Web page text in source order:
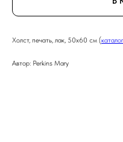
Холст, печать, лак, 50х60 см (
Автор: Perkins Mary